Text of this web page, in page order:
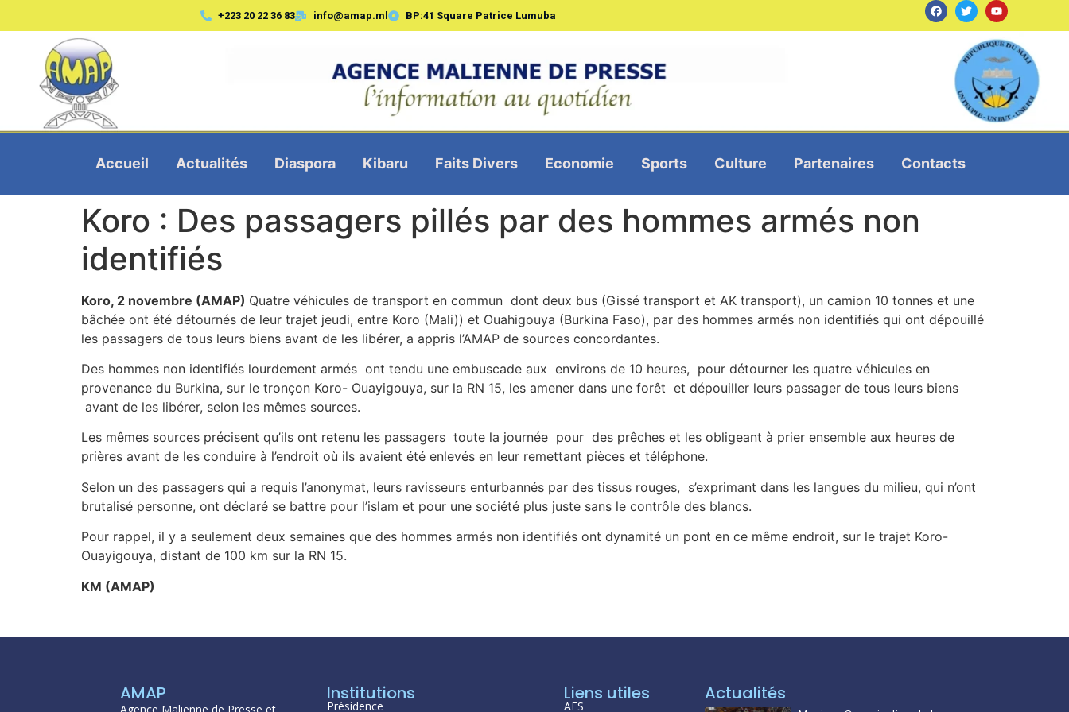
+223 20 22 36 83 info@amap.ml BP:41 Square Patrice Lumuba
Accueil Actualités Diaspora Kibaru Faits Divers Economie Sports Culture Partenaires Contacts
Koro : Des passagers pillés par des hommes armés non
identifiés
Koro, 2 novembre (AMAP) Quatre véhicules de transport en commun dont deux bus (Gissé transport et AK transport), un camion 10 tonnes et une
bâchée ont été détournés de leur trajet jeudi, entre Koro (Mali)) et Ouahigouya (Burkina Faso), par des hommes armés non identifiés qui ont dépouillé
les passagers de tous leurs biens avant de les libérer, a appris l’AMAP de sources concordantes.
Des hommes non identifiés lourdement armés ont tendu une embuscade aux environs de 10 heures, pour détourner les quatre véhicules en
provenance du Burkina, sur le tronçon Koro- Ouayigouya, sur la RN 15, les amener dans une forêt et dépouiller leurs passager de tous leurs biens
avant de les libérer, selon les mêmes sources.
Les mêmes sources précisent qu’ils ont retenu les passagers toute la journée pour des prêches et les obligeant à prier ensemble aux heures de
prières avant de les conduire à l’endroit où ils avaient été enlevés en leur remettant pièces et téléphone.
Selon un des passagers qui a requis l’anonymat, leurs ravisseurs enturbannés par des tissus rouges, s’exprimant dans les langues du milieu, qui n’ont
brutalisé personne, ont déclaré se battre pour l’islam et pour une société plus juste sans le contrôle des blancs.
Pour rappel, il y a seulement deux semaines que des hommes armés non identifiés ont dynamité un pont en ce même endroit, sur le trajet Koro-
Ouayigouya, distant de 100 km sur la RN 15.
KM (AMAP)
AMAP Institutions
Présidence
Liens utiles
AES
Actualités